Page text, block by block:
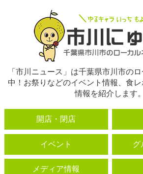
「市川ニュース」は千葉県市川市の
中！お祭りなどのイベント情報、食
情報を紹介します。
開店・閉店
イベント グ
メディア情報